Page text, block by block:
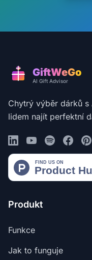
GiftWeGo
AI Gift Advisor
Chytrý výběr dárků s
lidem najít perfektní
Produkt
Funkce
Jak to funguje